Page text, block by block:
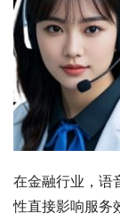
在金融行业，语
性直接影响服务